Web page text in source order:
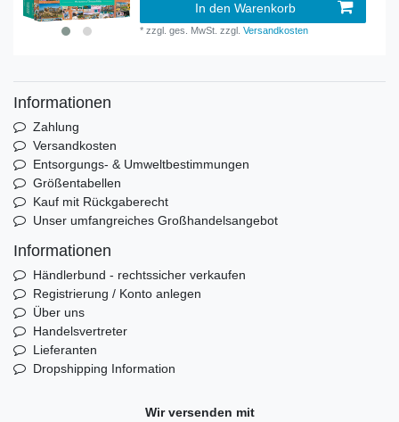
In den Warenkorb
*zzgl. ges. MwSt. zzgl.Versandkosten
Informationen
Zahlung
Versandkosten
Entsorgungs- & Umweltbestimmungen
Größentabellen
Kauf mit Rückgaberecht
Unser umfangreiches Großhandelsangebot
Informationen
Händlerbund - rechtssicher verkaufen
Registrierung / Konto anlegen
Über uns
Handelsvertreter
Lieferanten
Dropshipping Information
Wir versenden mit